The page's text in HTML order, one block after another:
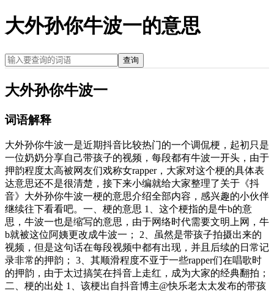
大外孙你牛波一的意思
查询
大外孙你牛波一
词语解释
大外孙你牛波一是近期抖音比较热门的一个调侃梗，起初只是
一位奶奶分享自己带孩子的视频，每段都有牛波一开头，由于
押韵程度太高被网友们戏称女rapper，大家对这个梗的具体表
达意思还不是很清楚，接下来小编就给大家整理了关于《抖
音》大外孙你牛波一梗的意思介绍全部内容，感兴趣的小伙伴
继续往下看看吧。一、梗的意思 1、这个梗指的是牛b的意
思，牛波一也是缩写的意思，由于网络时代需要文明上网，牛
b就被这位阿姨更改成牛波一； 2、虽然是带孩子拍摄出来的
视频，但是这句话在每段视频中都有出现，并且后续的日常记
录非常的押韵； 3、其顺滑程度不亚于一些rapper们在唱歌时
的押韵，由于太过搞笑在抖音上走红，成为大家的经典翻拍；
二、梗的出处 1、该梗出自抖音博主@快乐老太太发布的带孩